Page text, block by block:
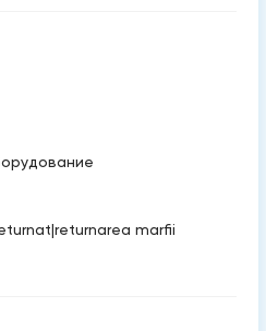
|returnarea marfii